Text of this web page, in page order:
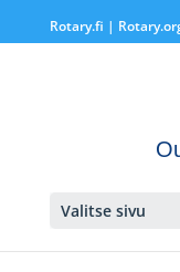
Rotary.fi |
Valitse sivu